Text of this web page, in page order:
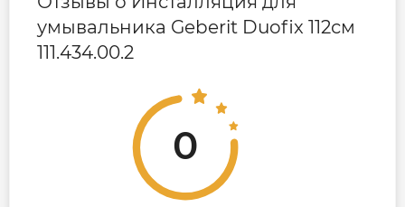
умывальника Geberit Duofix 112см
111.434.00.2
0